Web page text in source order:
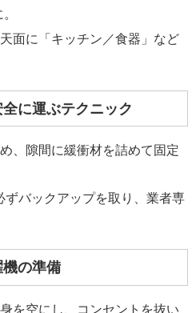
面に「キッチン／食器」など
に運ぶテクニック
、隙間に緩衝材を詰めて固定
ずバックアップを取り、業者専
の準備
を空にし、コンセントを抜い